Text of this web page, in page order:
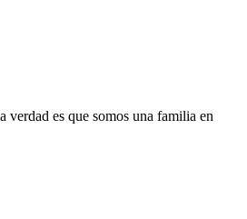
verdad es que somos una familia en